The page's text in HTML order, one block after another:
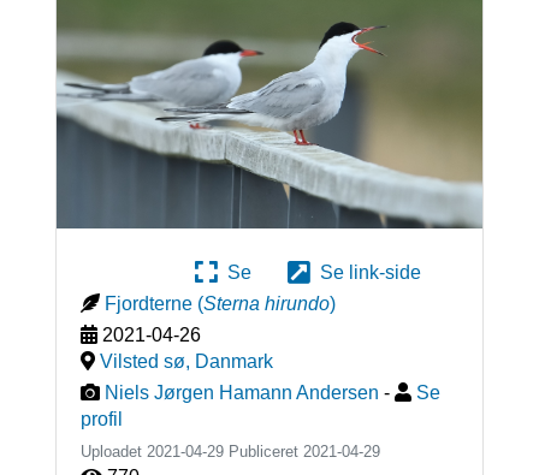
Se
Se link-side
Fjordterne (Sterna hirundo)
2021-04-26
Vilsted sø, Danmark
Niels Jørgen Hamann Andersen -
Se
profil
Uploadet 2021-04-29 Publiceret 2021-04-29